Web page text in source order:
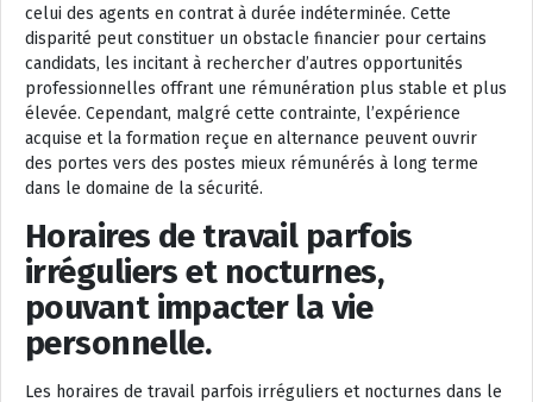
celui des agents en contrat à durée indéterminée. Cette
disparité peut constituer un obstacle financier pour certains
candidats, les incitant à rechercher d’autres opportunités
professionnelles offrant une rémunération plus stable et plus
élevée. Cependant, malgré cette contrainte, l’expérience
acquise et la formation reçue en alternance peuvent ouvrir
des portes vers des postes mieux rémunérés à long terme
dans le domaine de la sécurité.
Horaires de travail parfois
irréguliers et nocturnes,
pouvant impacter la vie
personnelle.
Les horaires de travail parfois irréguliers et nocturnes dans le